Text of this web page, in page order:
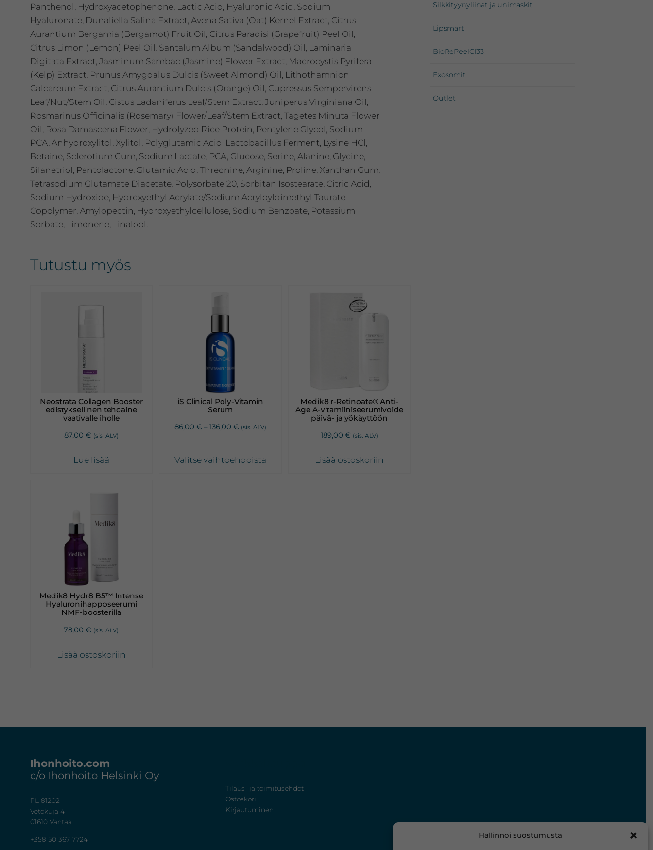
Hallinnoi suostumusta
Panthenol, Hydroxyacetophenone, Lactic Acid, Hyaluronic Acid, Sodium
Hyaluronate, Dunaliella Salina Extract, Avena Sativa (Oat) Kernel Extract, Citrus
Aurantium Bergamia (Bergamot) Fruit Oil, Citrus Paradisi (Grapefruit) Peel Oil,
Citrus Limon (Lemon) Peel Oil, Santalum Album (Sandalwood) Oil, Laminaria
Digitata Extract, Jasminum Sambac (Jasmine) Flower Extract, Macrocystis Pyrifera
(Kelp) Extract, Prunus Amygdalus Dulcis (Sweet Almond) Oil, Lithothamnion
Calcareum Extract, Citrus Aurantium Dulcis (Orange) Oil, Cupressus Sempervirens
Leaf/Nut/Stem Oil, Cistus Ladaniferus Leaf/Stem Extract, Juniperus Virginiana Oil,
Rosmarinus Officinalis (Rosemary) Flower/Leaf/Stem Extract, Tagetes Minuta Flower
Oil, Rosa Damascena Flower, Hydrolyzed Rice Protein, Pentylene Glycol, Sodium
PCA, Anhydroxylitol, Xylitol, Polyglutamic Acid, Lactobacillus Ferment, Lysine HCl,
Betaine, Sclerotium Gum, Sodium Lactate, PCA, Glucose, Serine, Alanine, Glycine,
Silanetriol, Pantolactone, Glutamic Acid, Threonine, Arginine, Proline, Xanthan Gum,
Tetrasodium Glutamate Diacetate, Polysorbate 20, Sorbitan Isostearate, Citric Acid,
Sodium Hydroxide, Hydroxyethyl Acrylate/Sodium Acryloyldimethyl Taurate
Copolymer, Amylopectin, Hydroxyethylcellulose, Sodium Benzoate, Potassium
Sorbate, Limonene, Linalool.
Tutustu myös
Neostrata Collagen Booster
edistyksellinen tehoaine
vaativalle iholle
87,00 € (sis. ALV)
Lue lisää
iS Clinical Poly-Vitamin
Serum
86,00 € – 136,00 € Hintaluokka:
136,00 €
(sis. ALV)
Valitse vaihtoehdoista
muunnelma.
tuotteen
Medik8 r-Retinoate® Anti-
Age A-vitamiiniseerumivoide
päivä- ja yökäyttöön
189,00€ (sis. ALV)
Lisää ostoskoriin
Medik8 Hydr8 B5™ Intense
Hyaluronihapposeerumi
NMF-boosterilla
78,00€ (sis. ALV)
Lisää ostoskoriin
Silkkityynyliinat ja unimaskit
Lipsmart
BioRePeelCI33
Exosomit
Outlet
Ihonhoito.com
c/o Ihonhoito Helsinki Oy
PL 81202
Vetokuja 4
01610 Vantaa
+358 50 367 7724
Tilaus- ja toimitusehdot
Ostoskori
Kirjautuminen